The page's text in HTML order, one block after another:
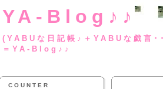
YA-Blog♪♪
(YABUな日記帳♪
＝YA-Blog♪♪
COUNTER